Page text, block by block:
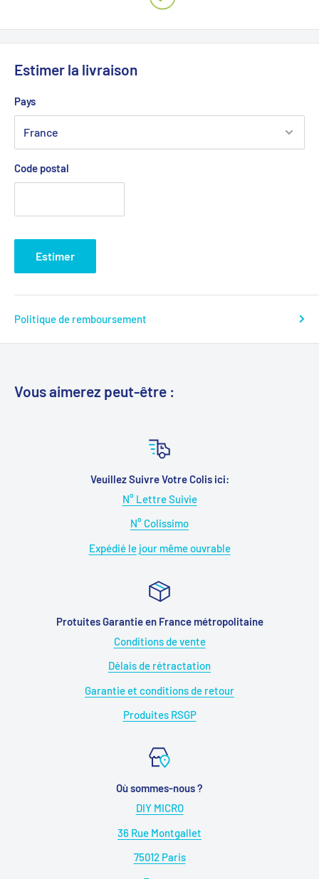
Estimer la livraison
Pays
Code postal
Estimer
Politique de remboursement
Vous aimerez peut-être :
Veuillez Suivre Votre Colis ici:
N° Lettre Suivie
N° Colissimo
Expédié le jour même ouvrable
Protuites Garantie en France métropolitaine
Conditions de vente
Délais de rétractation
Garantie et conditions de retour
Produites RSGP
Où sommes-nous ?
DIY MICRO
36 Rue Montgallet
75012 Paris